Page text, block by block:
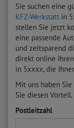
Sie suchen eine
KFZ-Werkstatt in
stellen Sie jetzt
eine passende
und zeitsparend
direkt online
in 5xxxx, die
Mit uns haben
Sie diesen Vorteil.
Postleitzahl